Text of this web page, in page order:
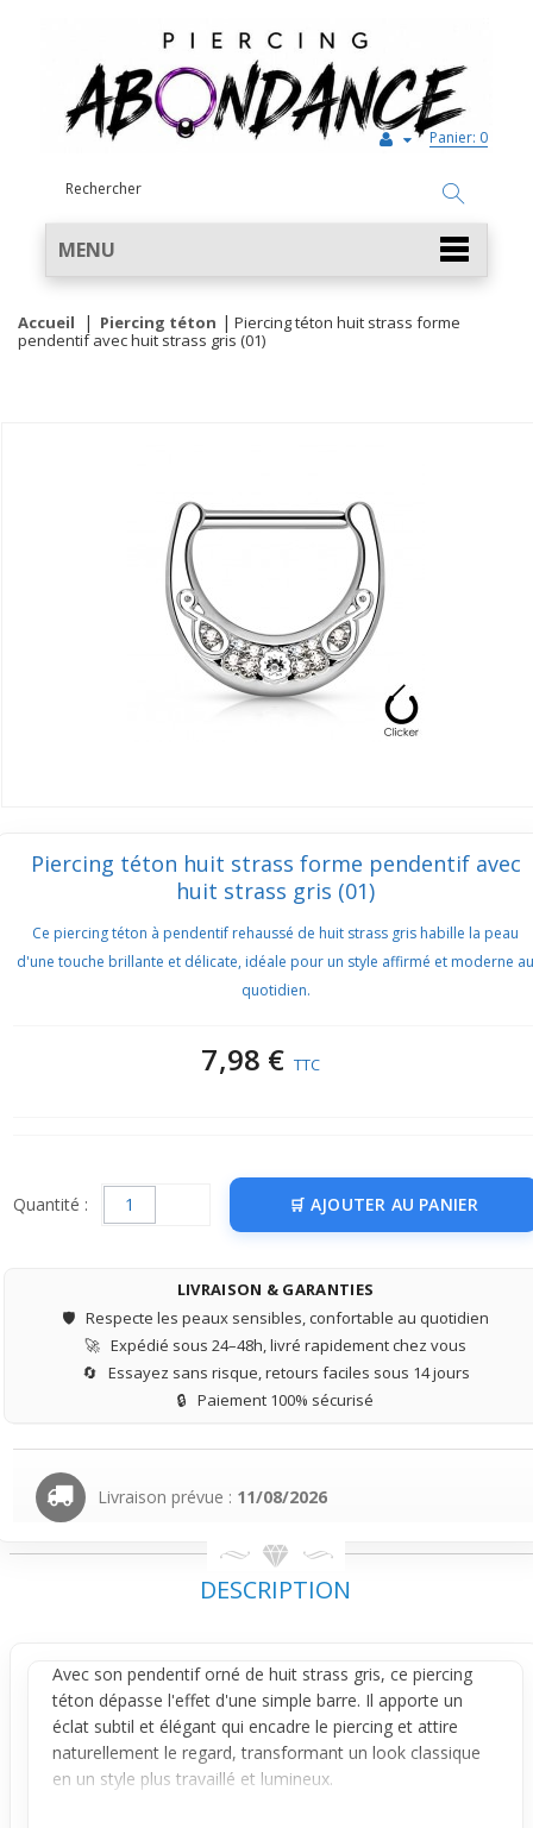
Panier: 0
MENU
Accueil Piercing téton
Piercing téton huit strass forme
pendentif avec huit strass gris (01)
Piercing téton huit strass forme pendentif avec
huit strass gris (01)
Ce piercing téton à pendentif rehaussé de huit strass gris habille la peau
d'une touche brillante et délicate, idéale pour un style affirmé et moderne au
quotidien.
7,98 € TTC
Quantité : AJOUTER AU PANIER
LIVRAISON & GARANTIES
🛡️ Respecte les peaux sensibles, confortable au quotidien
🚀 Expédié sous 24–48h, livré rapidement chez vous
🔄 Essayez sans risque, retours faciles sous 14 jours
🔒 Paiement 100% sécurisé
Livraison prévue : 11/08/2026
DESCRIPTION
Avec son pendentiforné de huit strass gris, ce piercing
téton dépasse l'effet d'une simple barre. Il apporte un
éclat subtil et élégant qui encadre le piercing et attire
naturellement le regard, transformant un look classique
en un style plus travaillé et lumineux.